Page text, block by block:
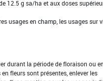
12.5 g sa/ha et aux doses
usages en champ, les usages sur
durant la période de floraison ou en
fleurs sont présentes, enlever les